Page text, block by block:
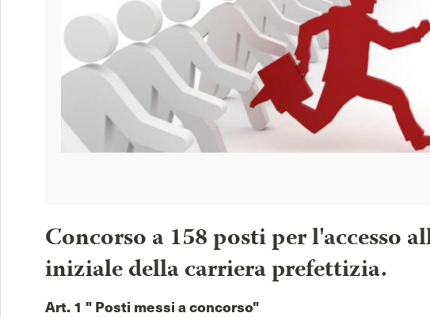
Concorso a 158 posti per l'accesso
iniziale della carriera prefettizia.
Art. 1 " Posti messi a concorso"